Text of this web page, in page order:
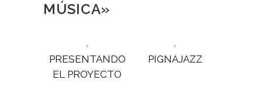
MÚSICA»
PRESENTANDO
EL PROYECTO
PIGNAJAZZ